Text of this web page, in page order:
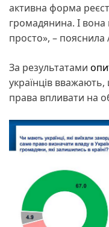
активна форма
громадянина. І
просто», – пояснила
За результатами
українців
права впливати на